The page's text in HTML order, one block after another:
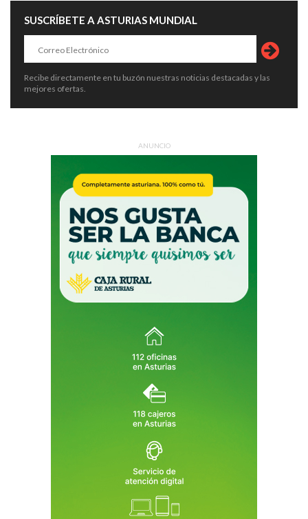
SUSCRÍBETE A ASTURIAS MUNDIAL
Recibe directamente en tu buzón nuestras noticias destacadas y las
mejores ofertas.
ANUNCIO